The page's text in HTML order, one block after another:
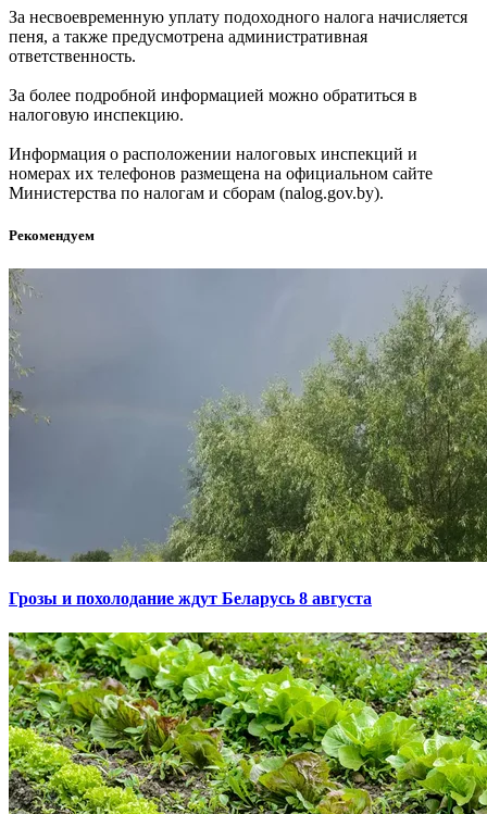
За несвоевременную уплату подоходного налога начисляется
пеня, а также предусмотрена административная
ответственность.
За более подробной информацией можно обратиться в
налоговую инспекцию.
Информация о расположении налоговых инспекций и
номерах их телефонов размещена на официальном сайте
Министерства по налогам и сборам (nalog.gov.by).
Рекомендуем
Грозы и похолодание ждут Беларусь 8 августа